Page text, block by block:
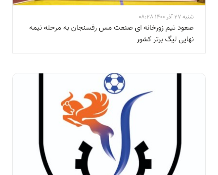
شنبه 27 آذر 1400 08:28
صعود تیم زورخانه ای صنعت مس رفسنجان به مرحله نیمه
نهایی لیگ برتر کشور